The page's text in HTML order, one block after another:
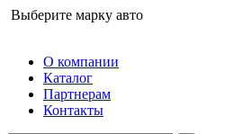
Выберите марку авто
О компании
Каталог
Партнерам
Контакты